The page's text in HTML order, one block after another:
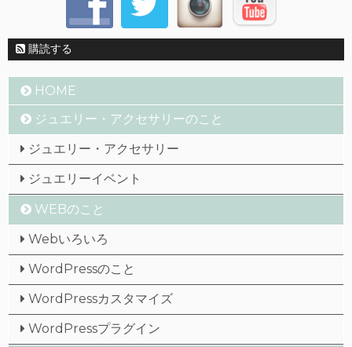
購読する
HOME
ジュエリー・アクセサリーのこと
ジュエリー・アクセサリー
ジュエリーイベント
WEBのこと
Webいろいろ
WordPressのこと
WordPressカスタマイズ
WordPressプラグイン